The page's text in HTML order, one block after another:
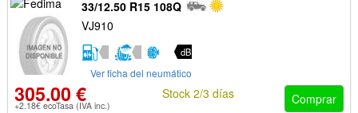
33/12.50 R15 108Q
VJ910
dB
Ver ficha del neumático
305.00 €
+2.18€ ecoTasa (IVA inc.) Comprar
Stock 2/3 días